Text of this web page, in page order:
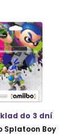
do 3 dní
Splatoon Boy